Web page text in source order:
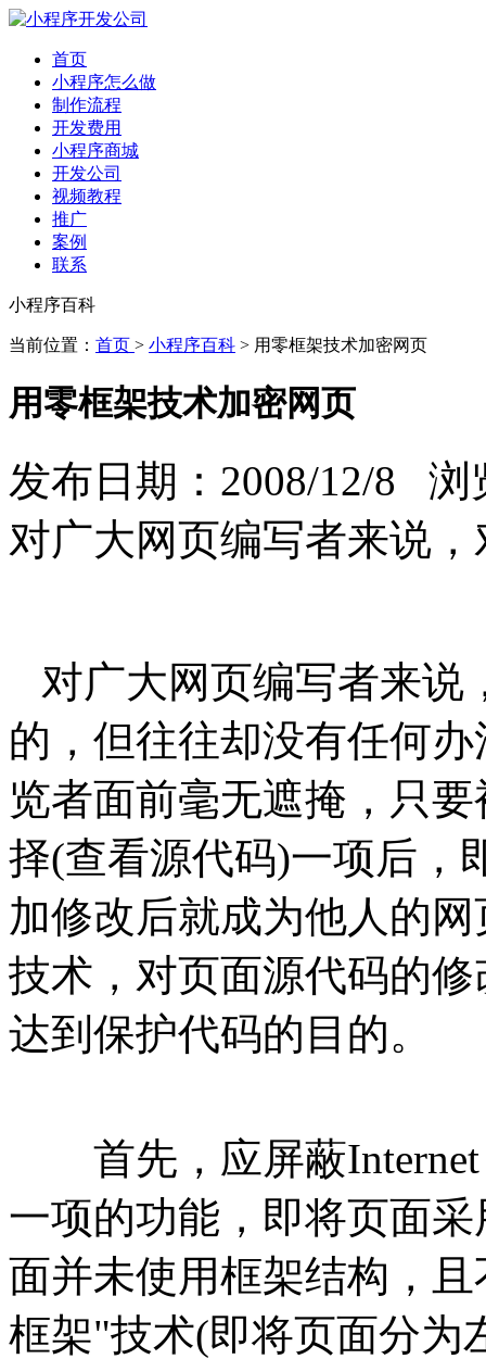
首页
小程序怎么做
制作流程
开发费用
小程序商城
开发公司
视频教程
推广
案例
联系
小程序百科
当前位置： 首页 > 小程序百科 > 用零框架技术加密网页
用零框架技术加密网页
发布日期：2008/12/8 浏
对广大网页编写者来说
对广大网页编写者来说
的，但往往却没有任何
览者面前毫无遮掩，只
择(查看源代码)一项后，
加修改后就成为他人的
技术，对页面源代码的
达到保护代码的目的。
首先，应屏蔽Internet
一项的功能，即将页面
面并未使用框架结构，
框架"技术(即将页面分为